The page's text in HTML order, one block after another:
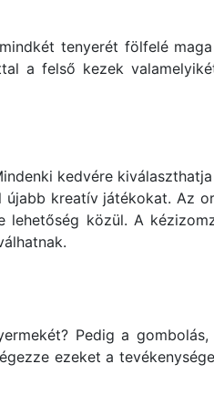
tenyerét fölfelé
a felső kezek
kedvére
kreatív játékokat. Az
közül. A
Pedig a
ezeket a